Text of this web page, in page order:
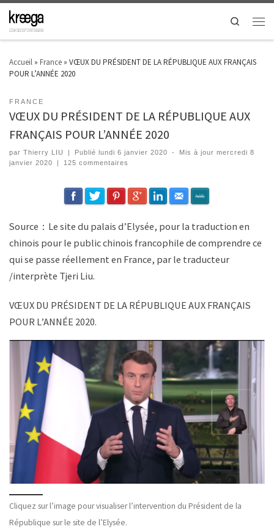
Search
Accueil » France » VŒUX DU PRÉSIDENT DE LA RÉPUBLIQUE AUX FRANÇAIS
POUR L’ANNÉE 2020
FRANCE
VŒUX DU PRÉSIDENT DE LA RÉPUBLIQUE AUX
FRANÇAIS POUR L’ANNÉE 2020
par Thierry LIU | Publiélundi 6 janvier 2020 - Mis à jourmercredi 8
janvier 2020
| 125 commentaires
Source：Le site du palais d’Elysée, pour la traduction en
chinois pour le public chinois francophile de comprendre ce
qui se passe réellement en France, par le traducteur
/interprète Tjeri Liu.
VŒUX DU PRÉSIDENT DE LA RÉPUBLIQUE AUX FRANÇAIS
POUR L’ANNÉE 2020.
Cliquez sur l’image pour visualiser l’intervention du Président de la
République sur le site de l’Elysée.